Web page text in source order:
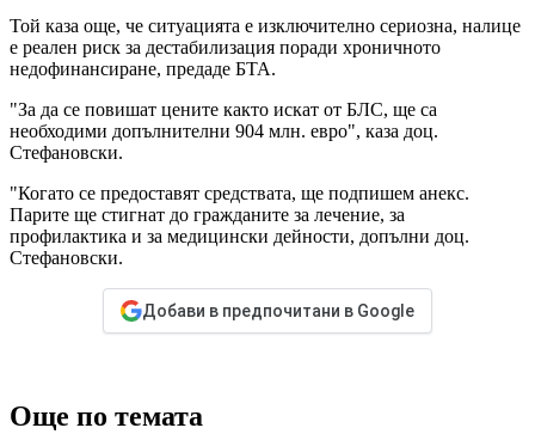
Той каза още, че ситуацията е изключително сериозна, налице
е реален риск за дестабилизация поради хроничното
недофинансиране, предаде БТА.
"За да се повишат цените както искат от БЛС, ще са
необходими допълнителни 904 млн. евро", каза доц.
Стефановски.
"Когато се предоставят средствата, ще подпишем анекс.
Парите ще стигнат до гражданите за лечение, за
профилактика и за медицински дейности, допълни доц.
Стефановски.
Добави в предпочитани в Google
Още по темата